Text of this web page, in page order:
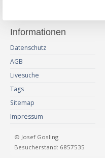
Informationen
Datenschutz
AGB
Livesuche
Tags
Sitemap
Impressum
© Josef Gosling
Besucherstand: 6857535